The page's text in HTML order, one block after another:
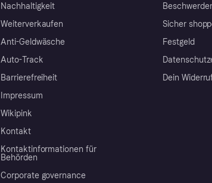
Nachhaltigkeit
Weiterverkaufen
Anti-Geldwäsche
Auto-Track
Barrierefreiheit
Impressum
Wikipink
Kontakt
Kontaktinformationen für
Behörden
Corporate governance
Sicher
Festgeld
Dein